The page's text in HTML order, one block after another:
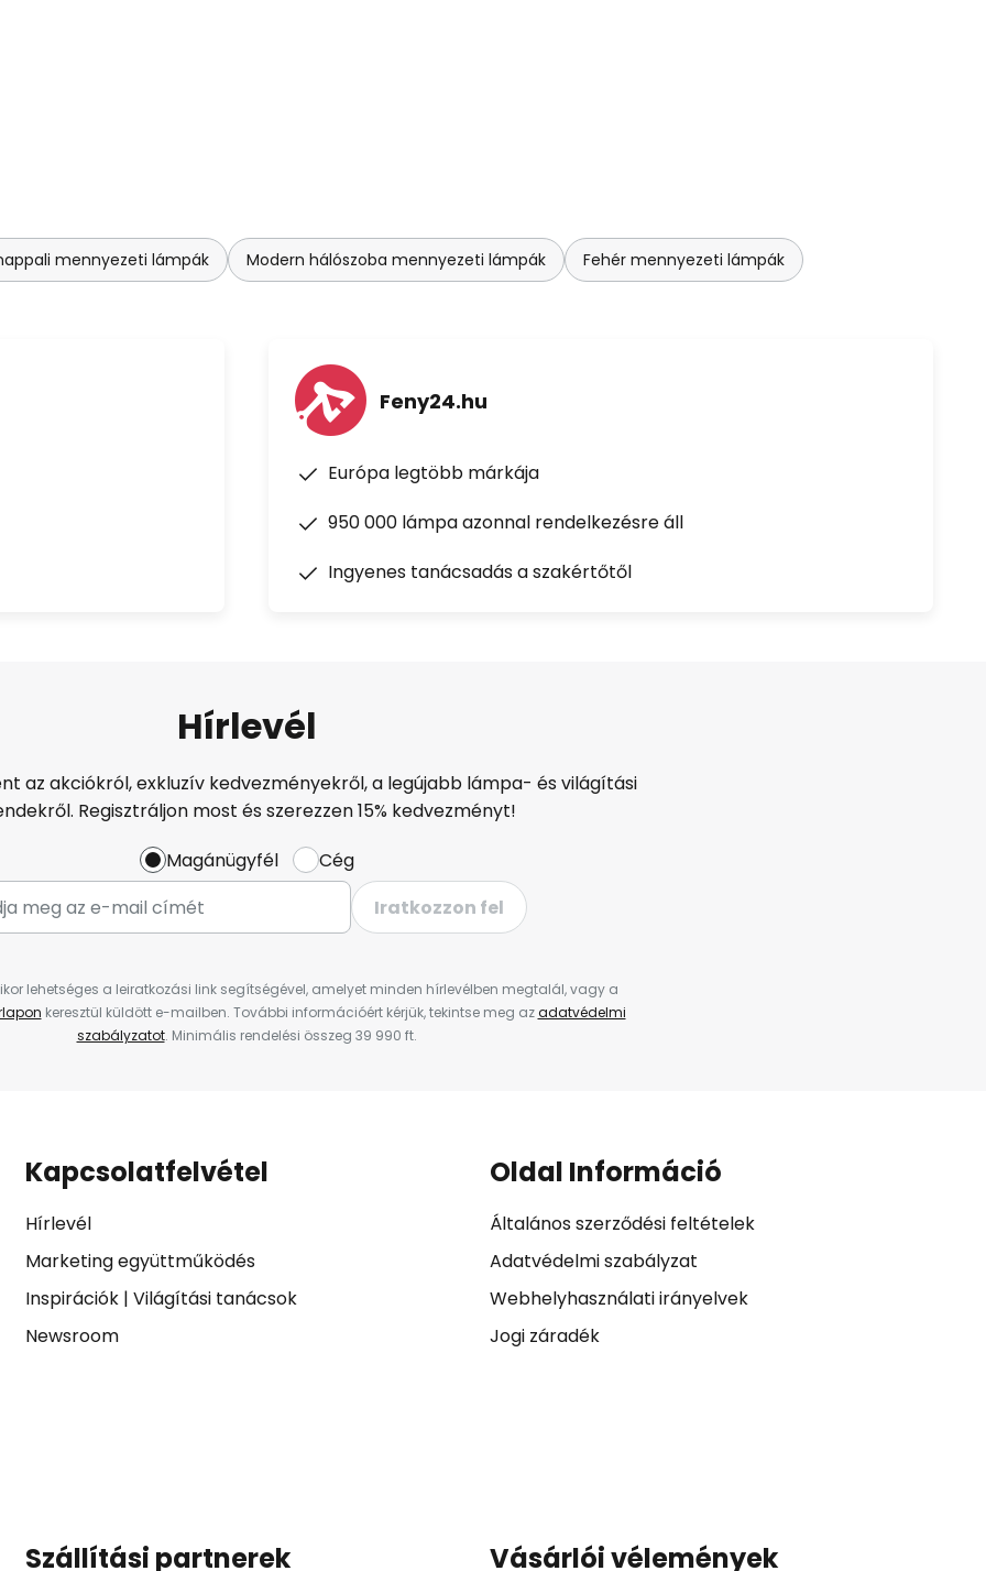
mennyezeti lámpák Modern hálószoba mennyezeti lámpák Fehér mennyezeti lámpák
Feny24.hu
Európa legtöbb márkája
950 000 lámpa azonnal rendelkezésre áll
Ingyenes tanácsadás a szakértőtől
Hírlevél
az akciókról, exkluzív kedvezményekről, a legújabb lámpa- és világítási
Regisztráljon most és szerezzen 15% kedvezményt!
Magánügyfél
Cég
Iratkozzon fel
lehetséges a leiratkozási link segítségével, amelyet minden hírlevélben megtalál, vagy a
keresztül küldött e-mailben. További információért kérjük, tekintse meg azadatvédelmi
szabályzatot. Minimális rendelési összeg 39 990 ft.
Kapcsolatfelvétel
Hírlevél
Marketing együttműködés
Inspirációk| Világítási tanácsok
Newsroom
Oldal Információ
Általános szerződési feltételek
Adatvédelmi szabályzat
Webhelyhasználati irányelvek
Jogi záradék
Szállítási partnerek Vásárlói vélemények